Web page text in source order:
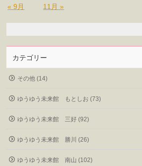
« 9月 11月 »
カテゴリー
その他 (14)
ゆうゆう未来館 もとしお (73)
ゆうゆう未来館 三好 (92)
ゆうゆう未来館 勝川 (26)
ゆうゆう未来館 南山 (102)